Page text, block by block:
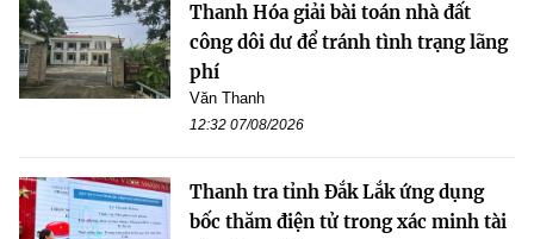
Thanh Hóa giải bài toán nhà đất
công dôi dư để tránh tình trạng lãng
phí
Văn Thanh
12:32 07/08/2026
Thanh tra tỉnh Đắk Lắk ứng dụng
bốc thăm điện tử trong xác minh tài